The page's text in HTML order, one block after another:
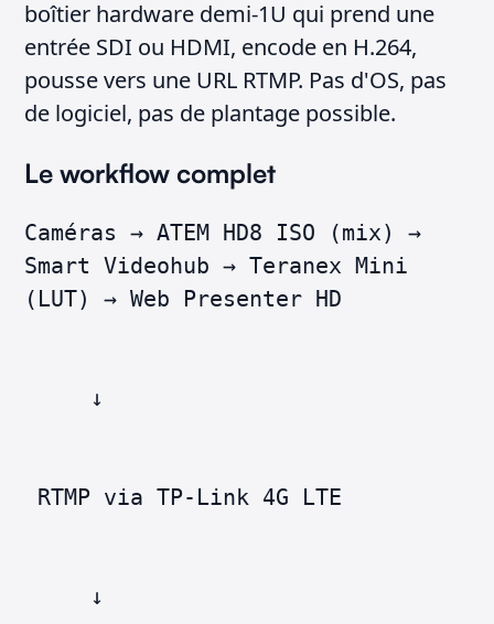
boîtier hardware demi-1U qui prend une
entrée SDI ou HDMI, encode en H.264,
pousse vers une URL RTMP. Pas d'OS, pas
de logiciel, pas de plantage possible.
Le workflow complet
Caméras → ATEM HD8 ISO (mix) →
Smart Videohub → Teranex Mini
(LUT) → Web Presenter HD
↓
RTMP via TP-Link 4G LTE
↓